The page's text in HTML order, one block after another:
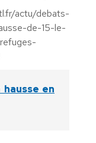
debats-
de-15-le-
hausse en